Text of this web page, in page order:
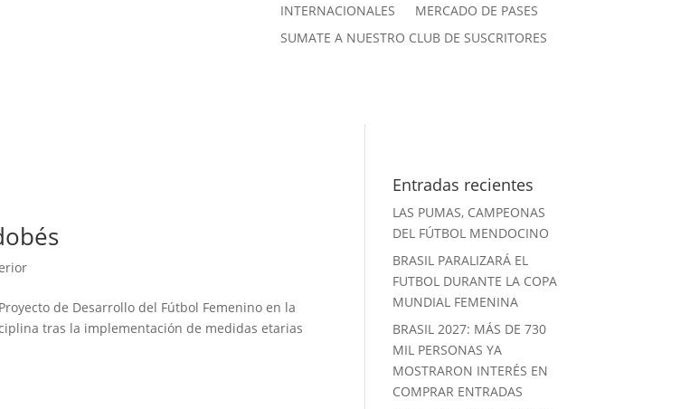
INTERNACIONALES
MERCADO DE PASES
SUMATE A NUESTRO CLUB DE SUSCRITORES
de Desarrollo del Fútbol Femenino en la
tras la implementación de medidas etarias
Entradas recientes
LAS PUMAS, CAMPEONAS
DEL FÚTBOL MENDOCINO
BRASIL PARALIZARÁ EL
FUTBOL DURANTE LA COPA
MUNDIAL FEMENINA
BRASIL 2027: MÁS DE 730
MIL PERSONAS YA
MOSTRARON INTERÉS EN
COMPRAR ENTRADAS